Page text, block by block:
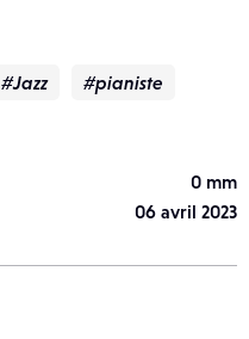
#Jazz #pianiste
0 mm
06 avril 2023